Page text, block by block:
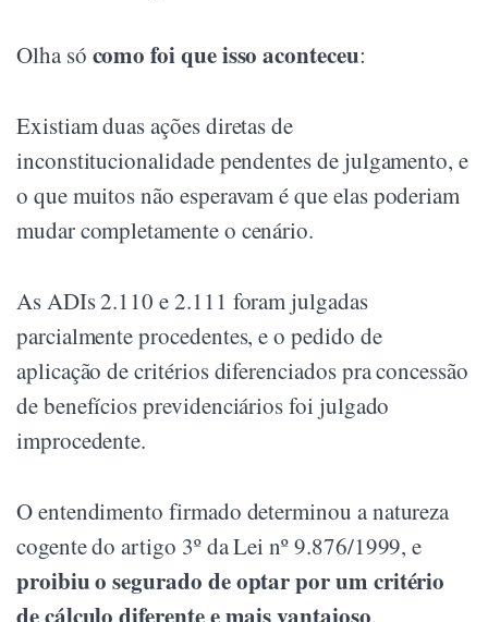
Olha só como foi que isso aconteceu:
Existiam duas ações diretas de
inconstitucionalidade pendentes de julgamento, e
o que muitos não esperavam é que elas poderiam
mudar completamente o cenário.
As ADIs 2.110 e 2.111 foram julgadas
parcialmente procedentes, e o pedido de
aplicação de critérios diferenciados pra concessão
de benefícios previdenciários foi julgado
improcedente.
O entendimento firmado determinou a natureza
cogente do artigo 3º da Lei nº 9.876/1999, e
proibiu o segurado de optar por um critério
de cálculo diferente e mais vantajoso.